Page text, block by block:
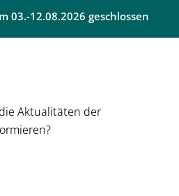
03.-12.08.2026 geschlossen
Aktualitäten der